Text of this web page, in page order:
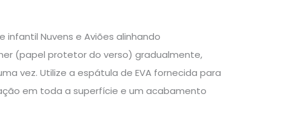
Nuvens e Aviões alinhando
(papel protetor do verso) gradualmente,
vez. Utilize a espátula de EVA fornecida para
em toda a superfície e um acabamento